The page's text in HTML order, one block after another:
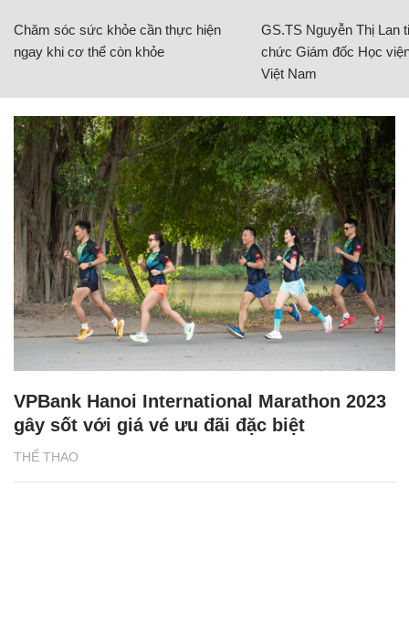
Chăm sóc sức khỏe cần thực hiện
ngay khi cơ thể còn khỏe
GS.TS Nguyễn Thị Lan
chức Giám đốc Học
Việt Nam
THỂ THAO
VPBank Hanoi International Marathon 2023
gây sốt với giá vé ưu đãi đặc biệt